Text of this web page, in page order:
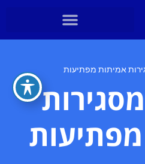
אמיתות מפתיעות